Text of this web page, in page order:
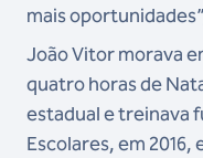
mais
João Vitor morava
quatro horas de
estadual e treinava
Escolares, em